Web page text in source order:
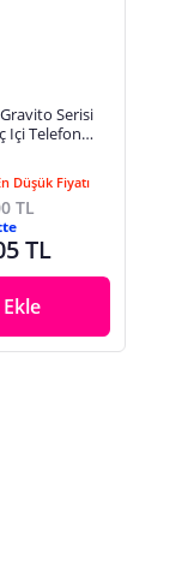
Serisi
Içi Telefon
Düşük Fiyatı
TL
TL